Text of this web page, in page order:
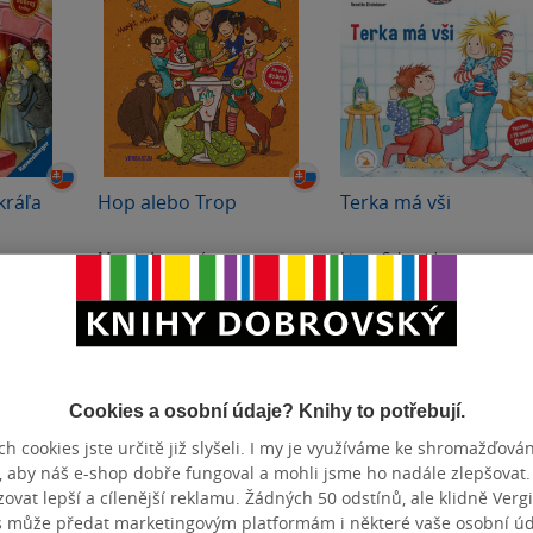
Hop alebo Trop
Margit Auerová
5
hvězdiček
pevná vazba
391 Kč
Do košíku
Terka má vši
Liane Schneider
5
hvězdiček
pevná vazba
229 Kč
Do košíku
Cookies a osobní údaje? Knihy to potřebují.
cookies jste určitě již slyšeli. I my je využíváme ke
aby náš e-shop dobře fungoval a mohli jsme ho nadále zlepšovat.
lepší a cílenější reklamu. Žádných 50 odstínů, ale klidně
může předat marketingovým platformám i některé vaše osobní